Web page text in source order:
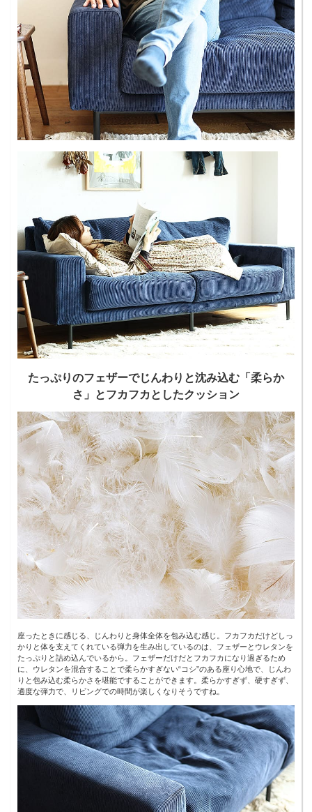
たっぷりのフェザーでじんわりと沈み込む「柔らか
さ」とフカフカとしたクッション
座ったときに感じる、じんわりと身体全体を包み込む感じ。フカフカだけどしっ
かりと体を支えてくれている弾力を生み出しているのは、フェザーとウレタンを
たっぷりと詰め込んでいるから。フェザーだけだとフカフカになり過ぎるため
に、ウレタンを混合することで柔らかすぎない“コシ”のある座り心地で、じんわ
りと包み込む柔らかさを堪能ですることができます。柔らかすぎず、硬すぎず、
適度な弾力で、リビングでの時間が楽しくなりそうですね。